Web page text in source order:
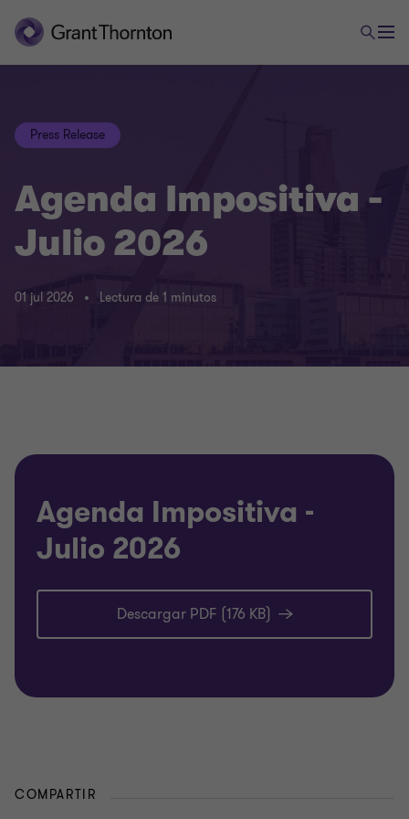
Press Release
Agenda Impositiva -
Julio 2026
01 jul 2026 Lectura de 1 minutos
Agenda Impositiva -
Julio 2026
Descargar PDF (176 KB)
COMPARTIR